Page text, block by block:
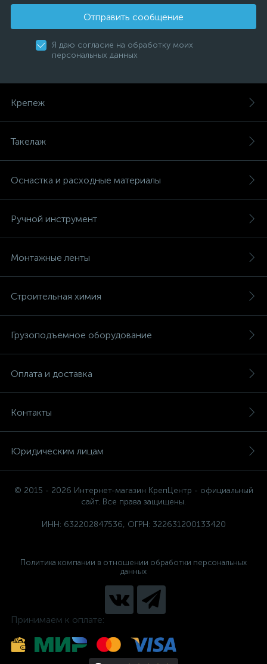
Отправить сообщение
Я даю согласие на обработку моих
персональных данных
Крепеж
Такелаж
Оснастка и расходные материалы
Ручной инструмент
Монтажные ленты
Строительная химия
Грузоподъемное оборудование
Оплата и доставка
Контакты
Юридическим лицам
© 2015 - 2026 Интернет-магазин КрепЦентр - официальный
сайт. Все права защищены.
ИНН: 632202847536, ОГРН: 322631200133420
Политика компании в отношении обработки персональных
данных
Принимаем к оплате: